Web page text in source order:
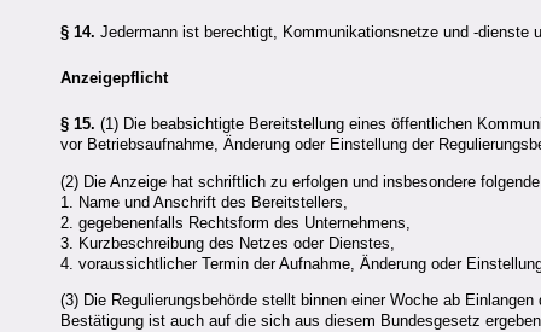
§ 14. Jedermann ist berechtigt, Kommunikationsnetze und -
Anzeigepflicht
§ 15. (1) Die beabsichtigte Bereitstellung eines öffentlichen
vor Betriebsaufnahme, Änderung oder Einstellung der
(2) Die Anzeige hat schriftlich zu erfolgen und insbesondere
1. Name und Anschrift des Bereitstellers,
2. gegebenenfalls Rechtsform des Unternehmens,
3. Kurzbeschreibung des Netzes oder Dienstes,
4. voraussichtlicher Termin der Aufnahme, Änderung oder
(3) Die Regulierungsbehörde stellt binnen einer Woche ab
Bestätigung ist auch auf die sich aus diesem Bundesgesetz